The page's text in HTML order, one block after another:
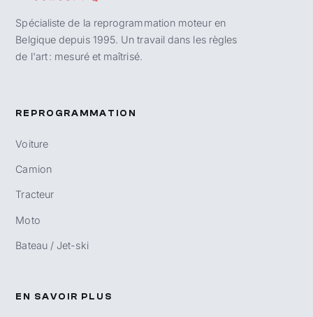
Spécialiste de la reprogrammation moteur en
Belgique depuis 1995. Un travail dans les règles
de l'art : mesuré et maîtrisé.
REPROGRAMMATION
Voiture
Camion
Tracteur
Moto
Bateau / Jet-ski
EN SAVOIR PLUS